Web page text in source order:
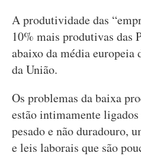
A produtividade das
10% mais produtivas das
abaixo da média europeia
da União.
Os problemas da baixa
estão intimamente
pesado e não duradouro,
e leis laborais que são